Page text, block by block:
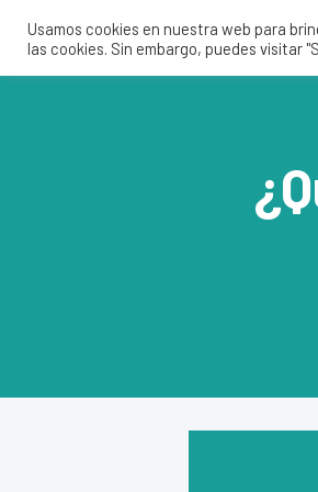
Usamos cookies en nuestra web para
las cookies. Sin embargo, puedes visitar